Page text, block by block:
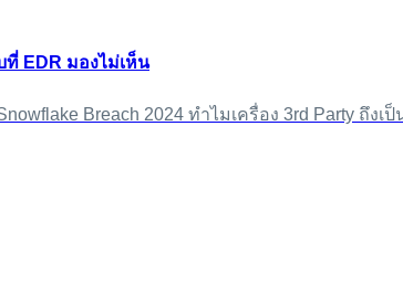
ที่ EDR มองไม่เห็น
Breach 2024 ทำไมเครื่อง 3rd Party ถึ